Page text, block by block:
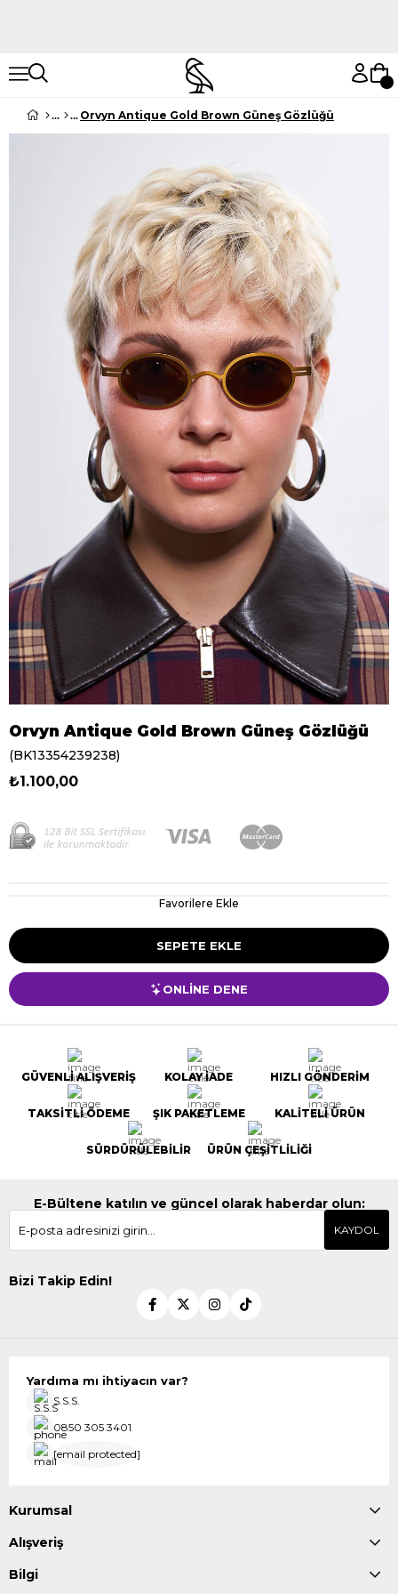
Orvyn Antique Gold Brown Güneş Gözlüğü
Orvyn Antique Gold Brown Güneş Gözlüğü
(BK13354239238)
₺1.100,00
Favorilere Ekle
ONLİNE DENE
GÜVENLİ ALIŞVERİŞ KOLAY İADE HIZLI GÖNDERİM
TAKSİTLİ ÖDEME ŞIK PAKETLEME KALİTELİ ÜRÜN
SÜRDÜRÜLEBİLİR ÜRÜN ÇEŞİTLİLİĞİ
E-Bültene katılın ve güncel olarak haberdar olun:
KAYDOL
Bizi Takip Edin!
Yardıma mı ihtiyacın var?
S.S.S.
0850 305 3401
[email protected]
Kurumsal
Alışveriş
Bilgi